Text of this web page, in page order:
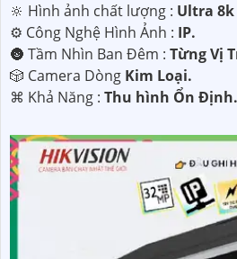
🔆 Hình ảnh chất lượng : Ultra 8k
⚙ Công Nghệ Hình Ảnh : IP.
🌚 Tầm Nhìn Ban Đêm : Từng Vị
🎲 Camera Dòng Kim Loại.
️⌘ Khả Năng : Thu hình Ổn Định.